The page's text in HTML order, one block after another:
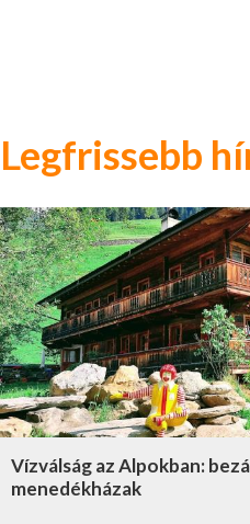
Legfrissebb
Vízválság az Alpokban:
menedékházak